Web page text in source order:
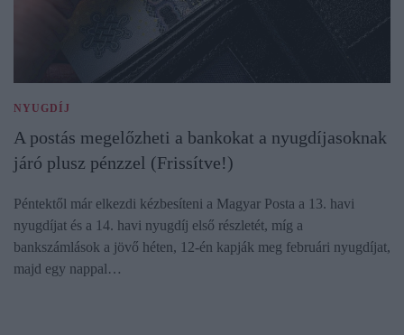
NYUGDÍJ
A postás megelőzheti a bankokat a nyugdíjasoknak
járó plusz pénzzel (Frissítve!)
Péntektől már elkezdi kézbesíteni a Magyar Posta a 13. havi
nyugdíjat és a 14. havi nyugdíj első részletét, míg a
bankszámlások a jövő héten, 12-én kapják meg februári nyugdíjat,
majd egy nappal…